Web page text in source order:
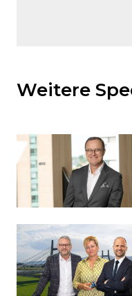
den
Inhalt
auslassen
und
direkt
springen?
Weitere